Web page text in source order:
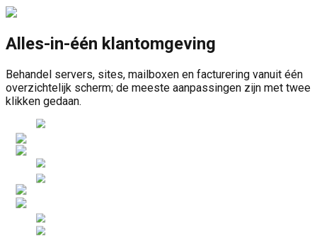
Alles-in-één klantomgeving
Behandel servers, sites, mailboxen en facturering vanuit één
overzichtelijk scherm; de meeste aanpassingen zijn met twee
klikken gedaan.